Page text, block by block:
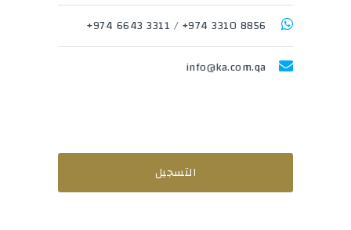
8856 3310 974+
/
3311 6643 974+
info@ka.com.qa
التسجيل